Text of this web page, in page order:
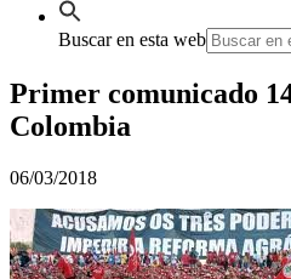
Buscar en esta web
Primer comunicado
Colombia
06/03/2018